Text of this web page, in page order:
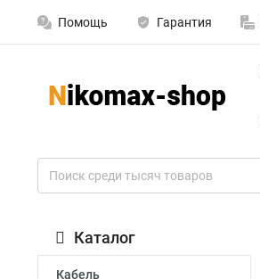
Помощь Гарантия
Каталог
Кабель